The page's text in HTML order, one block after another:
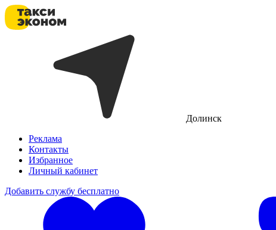
Долинск
Реклама
Контакты
Избранное
Личный кабинет
Добавить службу бесплатно